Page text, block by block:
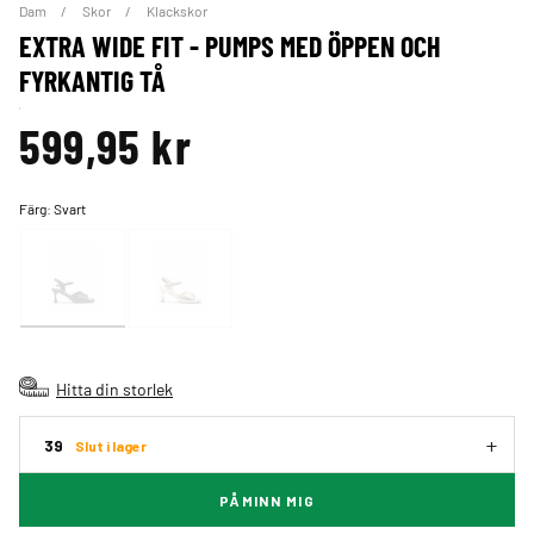
Dam Skor Klackskor
EXTRA WIDE FIT - PUMPS MED ÖPPEN OCH
FYRKANTIG TÅ
599,95 kr
Färg:Svart
Hitta din storlek
39 Slut i lager
PÅMINN MIG